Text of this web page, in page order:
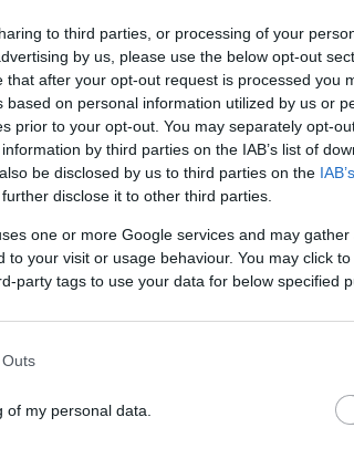
to third parties, or processing of your
by us, please use the below opt-out
after your opt-out request is processed you
on personal information utilized by us or
prior to your opt-out. You may separately opt-
by third parties on the IAB’s list of
be disclosed by us to third parties on the
disclose it to other third parties.
one or more Google services and may
to your visit or usage behaviour. You may click
party tags to use your data for below specified
my personal data.
alkotásaiban, 2021-ben pedig a
kapott.